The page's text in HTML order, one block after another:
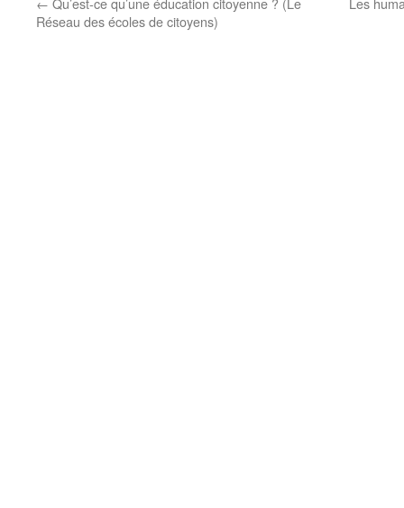
Réseau des écoles de citoyens)